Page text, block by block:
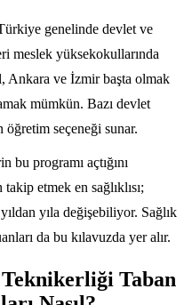
genelinde devlet ve
meslek yüksekokullarında
Ankara ve İzmir başta olmak
mümkün. Bazı devlet
seçeneği sunar.
programı açtığını
etmek en sağlıklısı;
yıla değişebiliyor. Sağlık
da bu kılavuzda yer alır.
Taban